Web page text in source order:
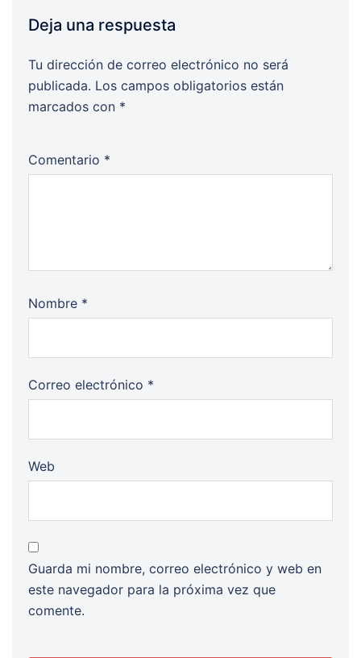
Deja una respuesta
Tu dirección de correo electrónico no será
publicada. Los campos obligatorios están
marcados con *
Comentario *
Nombre *
Correo electrónico *
Web
Guarda mi nombre, correo electrónico y web en
este navegador para la próxima vez que
comente.